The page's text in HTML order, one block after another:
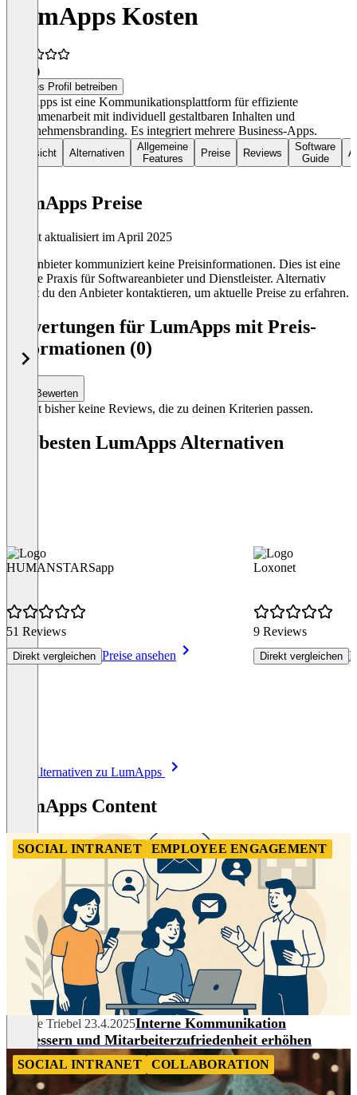
LumApps Kosten
(1)
Dieses Profil betreiben
LumApps ist eine Kommunikationsplattform für effiziente
Zusammenarbeit mit individuell gestaltbaren Inhalten und
Unternehmensbranding. Es integriert mehrere Business-Apps.
Übersicht Alternativen
Allgemeine
Features
Preise Reviews
Software
Guide
LumApps Preise
Zuletzt aktualisiert im April 2025
Der Anbieter kommuniziert keine Preisinformationen. Dies ist eine
übliche Praxis für Softwareanbieter und Dienstleister. Alternativ
kannst du den Anbieter kontaktieren, um aktuelle Preise zu erfahren.
Bewertungen für LumApps mit Preis-
Informationen (0)
Bewerten
Es gibt bisher keine Reviews, die zu deinen Kriterien passen.
Die besten LumApps Alternativen
HUMANSTARSapp
51 Reviews
Direkt vergleichen Preise ansehen
Loxonet
9 Reviews
Direkt vergleichen
Alle Alternativen zu LumApps
LumApps Content
SOCIAL INTRANET EMPLOYEE ENGAGEMENT
Nadine Triebel 23.4.2025Interne Kommunikation
verbessern und Mitarbeiterzufriedenheit erhöhen
SOCIAL INTRANET COLLABORATION